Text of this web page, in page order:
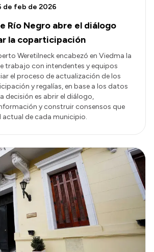
Río Negro abre el diálogo
la coparticipación
de feb de 2026
Weretilneck encabezó en Viedma la
trabajo con intendentes y equipos
el proceso de actualización de los
y regalías, en base a los datos
decisión es abrir el diálogo,
y construir consensos que
actual de cada municipio.